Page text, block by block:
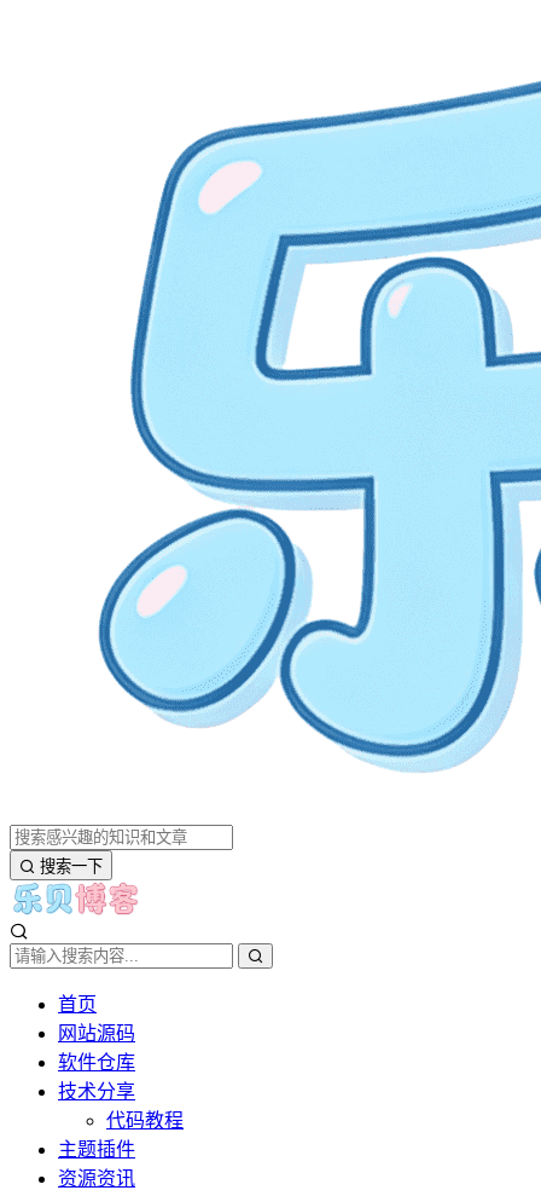
搜索一下
首页
网站源码
软件仓库
技术分享
代码教程
主题插件
资源资讯